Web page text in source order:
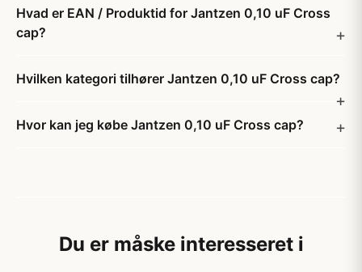
Hvad er EAN / Produktid for Jantzen 0,10 uF Cross
cap?
Hvilken kategori tilhører Jantzen 0,10 uF Cross cap?
Hvor kan jeg købe Jantzen 0,10 uF Cross cap?
Du er måske interesseret i